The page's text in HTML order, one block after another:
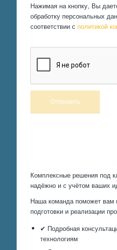
Нажимая на кнопку, Вы
обработку персональных
соответствии с политикой
Комплексные решения под
надёжно и с учётом ваших
Наша команда поможет вам
подготовки и реализации
✔ Подробная
технологиям